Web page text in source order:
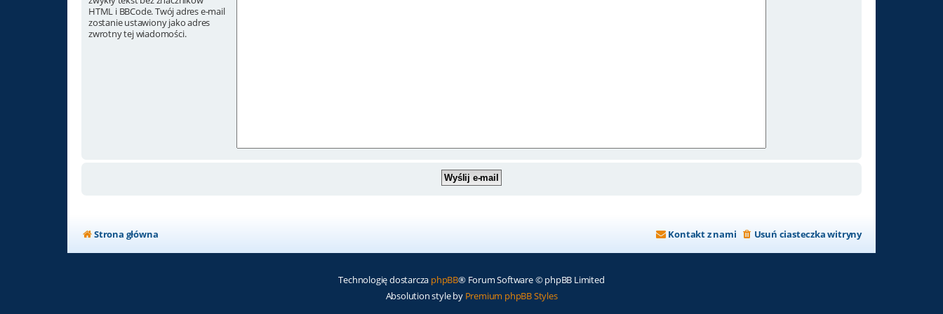
HTML i BBCode. Twój adres e-mail
zostanie ustawiony jako adres
zwrotny tej wiadomości.
Strona główna Usuń ciasteczka witryny
Kontakt z nami
Technologię dostarcza phpBB® Forum Software © phpBB Limited
Absolution style by Premium phpBB Styles